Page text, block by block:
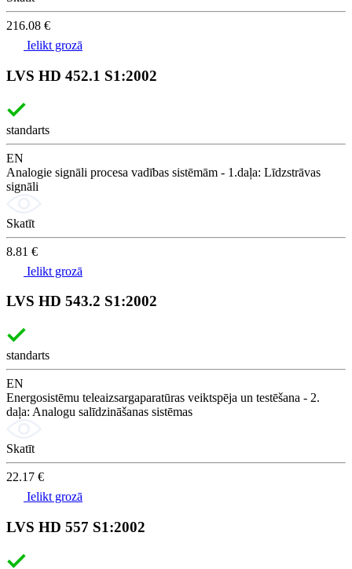
216.08 €
Ielikt grozā
LVS HD 452.1 S1:2002
standarts
EN
Analogie signāli procesa vadības sistēmām - 1.daļa: Līdzstrāvas
signāli
Skatīt
8.81 €
Ielikt grozā
LVS HD 543.2 S1:2002
standarts
EN
Energosistēmu teleaizsargaparatūras veiktspēja un testēšana - 2.
daļa: Analogu salīdzināšanas sistēmas
Skatīt
22.17 €
Ielikt grozā
LVS HD 557 S1:2002